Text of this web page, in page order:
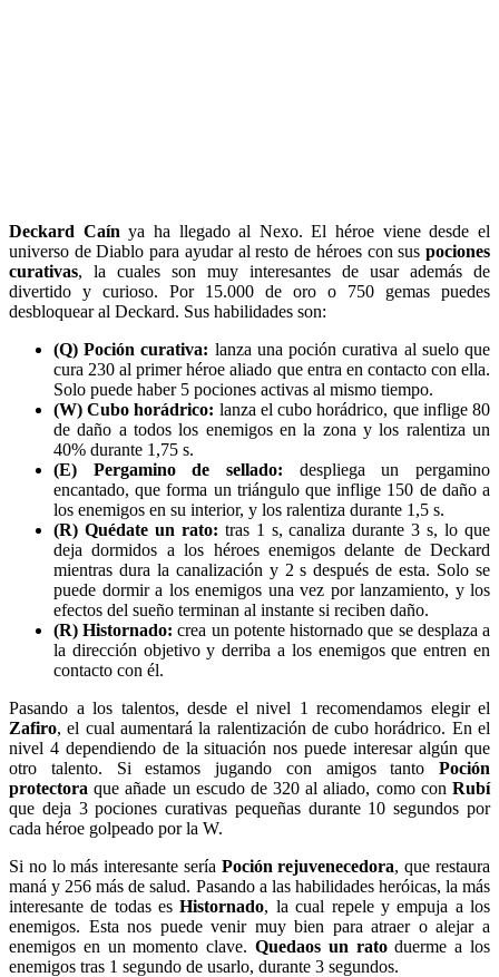
Deckard Caín ya ha llegado al Nexo. El héroe viene desde el
universo de Diablo para ayudar al resto de héroes con sus pociones
curativas, la cuales son muy interesantes de usar además de
divertido y curioso. Por 15.000 de oro o 750 gemas puedes
desbloquear al Deckard. Sus habilidades son:
(Q) Poción curativa: lanza una poción curativa al suelo que
cura 230 al primer héroe aliado que entra en contacto con ella.
Solo puede haber 5 pociones activas al mismo tiempo.
(W) Cubo horádrico: lanza el cubo horádrico, que inflige 80
de daño a todos los enemigos en la zona y los ralentiza un
40% durante 1,75 s.
(E) Pergamino de sellado: despliega un pergamino
encantado, que forma un triángulo que inflige 150 de daño a
los enemigos en su interior, y los ralentiza durante 1,5 s.
(R) Quédate un rato: tras 1 s, canaliza durante 3 s, lo que
deja dormidos a los héroes enemigos delante de Deckard
mientras dura la canalización y 2 s después de esta. Solo se
puede dormir a los enemigos una vez por lanzamiento, y los
efectos del sueño terminan al instante si reciben daño.
(R) Histornado: crea un potente histornado que se desplaza a
la dirección objetivo y derriba a los enemigos que entren en
contacto con él.
Pasando a los talentos, desde el nivel 1 recomendamos elegir el
Zafiro, el cual aumentará la ralentización de cubo horádrico. En el
nivel 4 dependiendo de la situación nos puede interesar algún que
otro talento. Si estamos jugando con amigos tanto Poción
protectora que añade un escudo de 320 al aliado, como con Rubí
que deja 3 pociones curativas pequeñas durante 10 segundos por
cada héroe golpeado por la W.
Si no lo más interesante sería Poción rejuvenecedora, que restaura
maná y 256 más de salud. Pasando a las habilidades heróicas, la más
interesante de todas esHistornado, la cual repele y empuja a los
enemigos. Esta nos puede venir muy bien para atraer o alejar a
enemigos en un momento clave. Quedaos un ratoduerme a los
enemigos tras 1 segundo de usarlo, durante 3 segundos.